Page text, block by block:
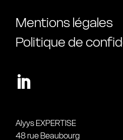
Mentions légales
Politique de
Alyys EXPERTISE
48 rue Beaubourg